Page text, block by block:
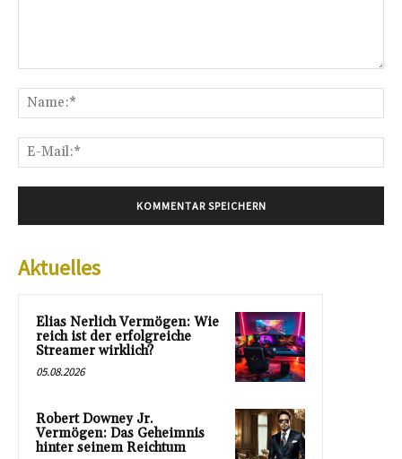
Aktuelles
Elias Nerlich Vermögen: Wie
reich ist der erfolgreiche
Streamer wirklich?
05.08.2026
Robert Downey Jr.
Vermögen: Das Geheimnis
hinter seinem Reichtum